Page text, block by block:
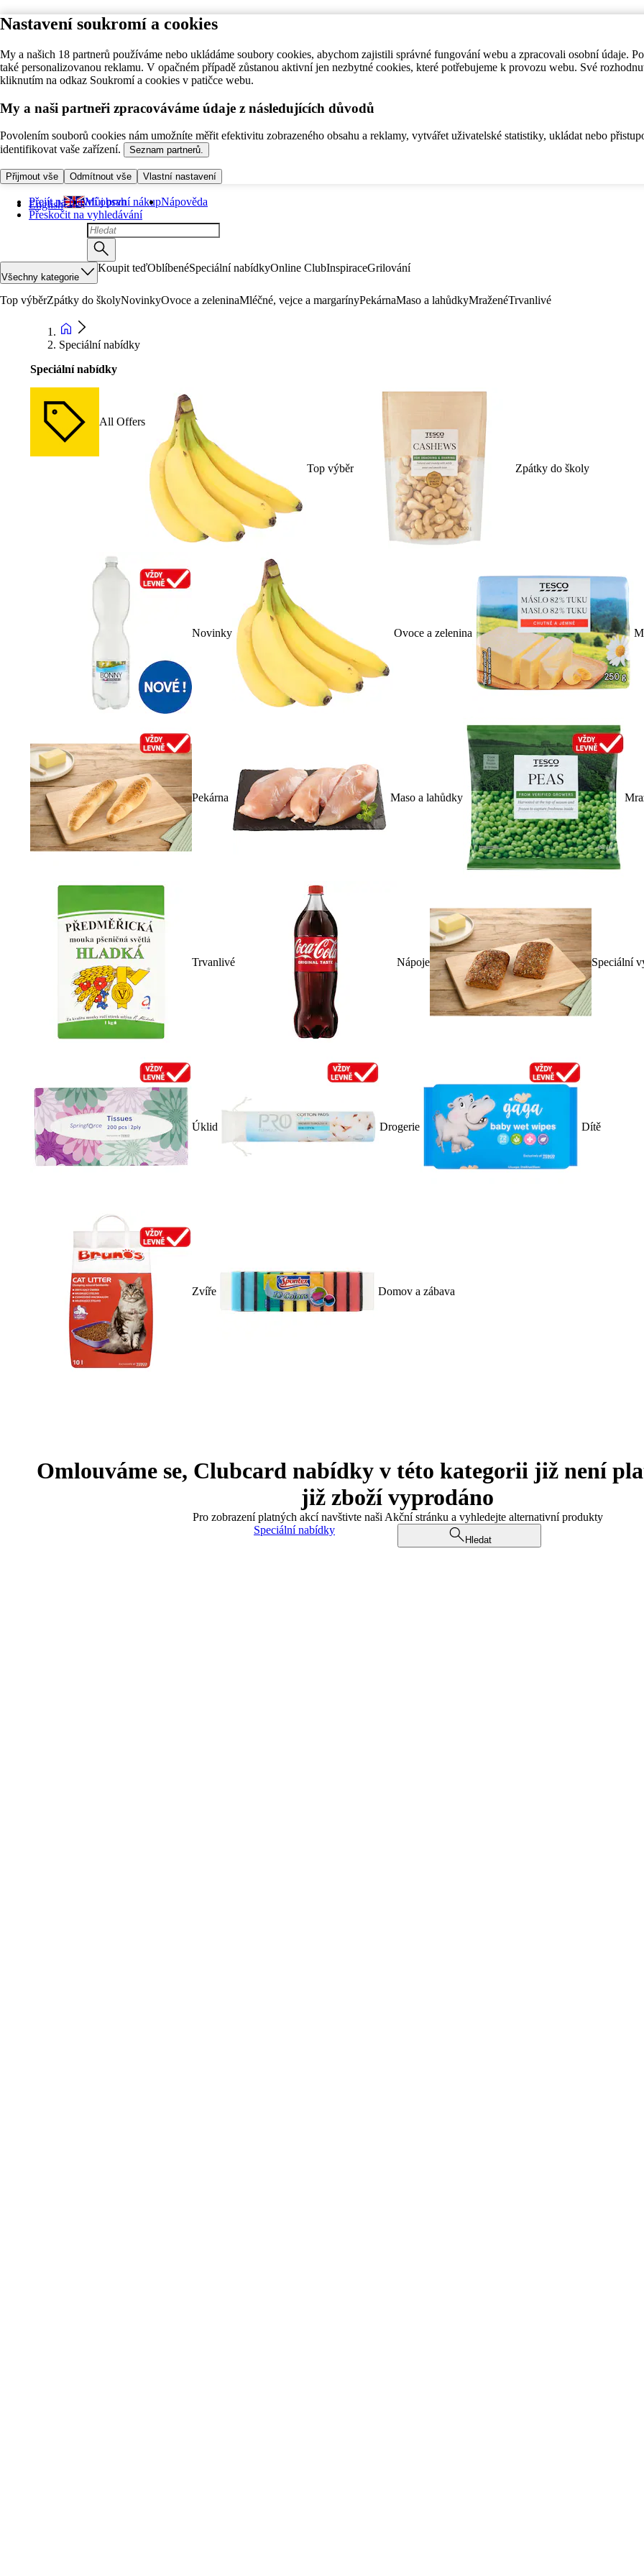
Nastavení soukromí a cookies
My a našich 18 partnerů používáme nebo ukládáme soubory cookies, abychom zajistili správné fungování webu a zpracovali osobní údaje.
také personalizovanou reklamu. V opačném případě zůstanou aktivní jen nezbytné cookies, které potřebujeme k provozu webu. Své
kliknutím na odkaz Soukromí a cookies v patičce webu.
My a naši partneři zpracováváme údaje z následujících důvodů
Povolením souborů cookies nám umožníte měřit efektivitu zobrazeného obsahu a reklamy, vytvářet uživatelské statistiky, ukládat nebo
identifikovat vaše zařízení.
Seznam partnerů.
Přijmout vše Odmítnout vše Vlastní nastavení
Přejít na hlavní obsah
Přeskočit na vyhledávání
English Můj první nákupNápověda
Všechny kategorie
Koupit teďOblíbenéSpeciální nabídkyOnline ClubInspiraceGrilování
Top výběrZpátky do školyNovinkyOvoce a zeleninaMléčné, vejce a margarínyPekárnaMaso a lahůdkyMraženéTrvanlivé
Speciální nabídky
Speciální nabídky
All Offers
Top výběr Zpátky do školy
Novinky Ovoce a zelenina
Pekárna Maso a lahůdky
Trvanlivé Nápoje Speciální
Úklid Drogerie Dítě
Zvíře Domov a zábava
Omlouváme se, Clubcard nabídky v této kategorii již není
již zboží vyprodáno
Pro zobrazení platných akcí navštivte naši Akční stránku a vyhledejte alternativní produkty
Speciální nabídky
Hledat